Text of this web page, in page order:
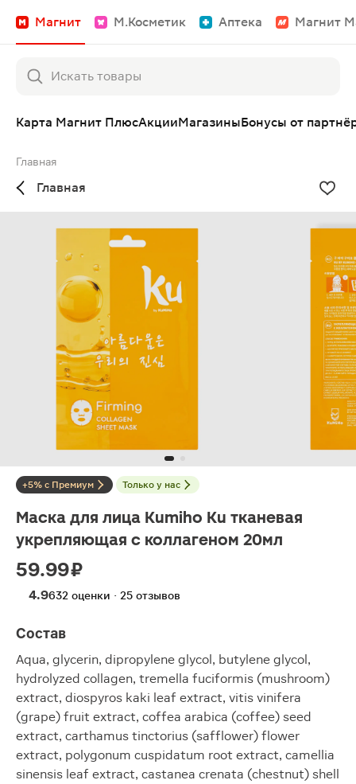
Магнит М.Косметик Аптека Магнит
Карта Магнит ПлюсАкцииМагазиныБонусы от
Главная
Главная
+5% с Премиум Только у нас
Маска для лица Kumiho Ku тканевая
укрепляющая с коллагеном 20мл
59.99 ₽
4.9632 оценки · 25 отзывов
Состав
Aqua, glycerin, dipropylene glycol, butylene glycol,
hydrolyzed collagen, tremella fuciformis (mushroom)
extract, diospyros kaki leaf extract, vitis vinifera
(grape) fruit extract, coffea arabica (coffee) seed
extract, carthamus tinctorius (safflower) flower
extract, polygonum cuspidatum root extract, camellia
sinensis leaf extract, castanea crenata (chestnut) shell